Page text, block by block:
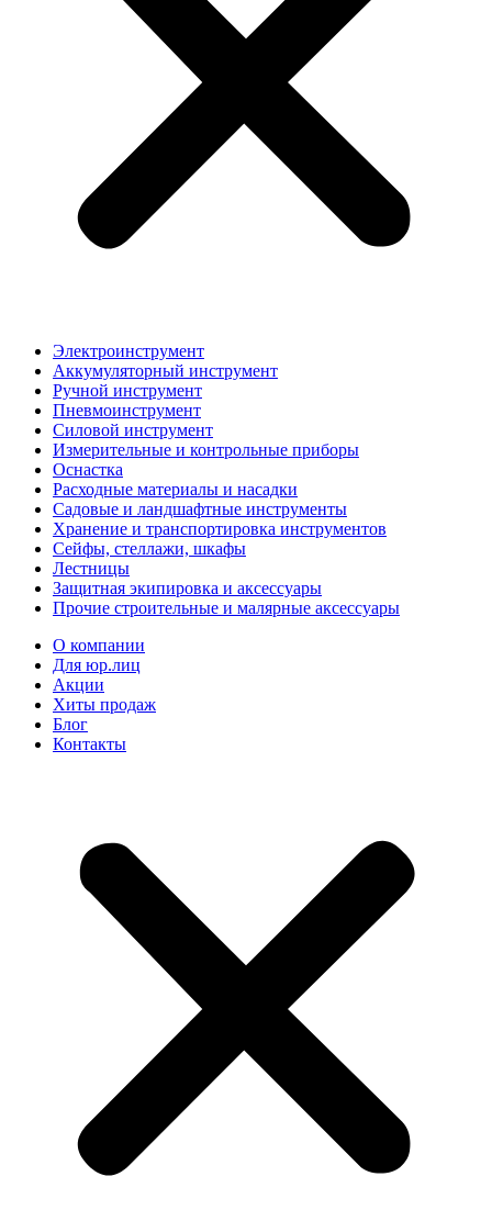
Электроинструмент
Аккумуляторный инструмент
Ручной инструмент
Пневмоинструмент
Силовой инструмент
Измерительные и контрольные приборы
Оснастка
Расходные материалы и насадки
Садовые и ландшафтные инструменты
Хранение и транспортировка инструментов
Сейфы, стеллажи, шкафы
Лестницы
Защитная экипировка и аксессуары
Прочие строительные и малярные аксессуары
О компании
Для юр.лиц
Акции
Хиты продаж
Блог
Контакты